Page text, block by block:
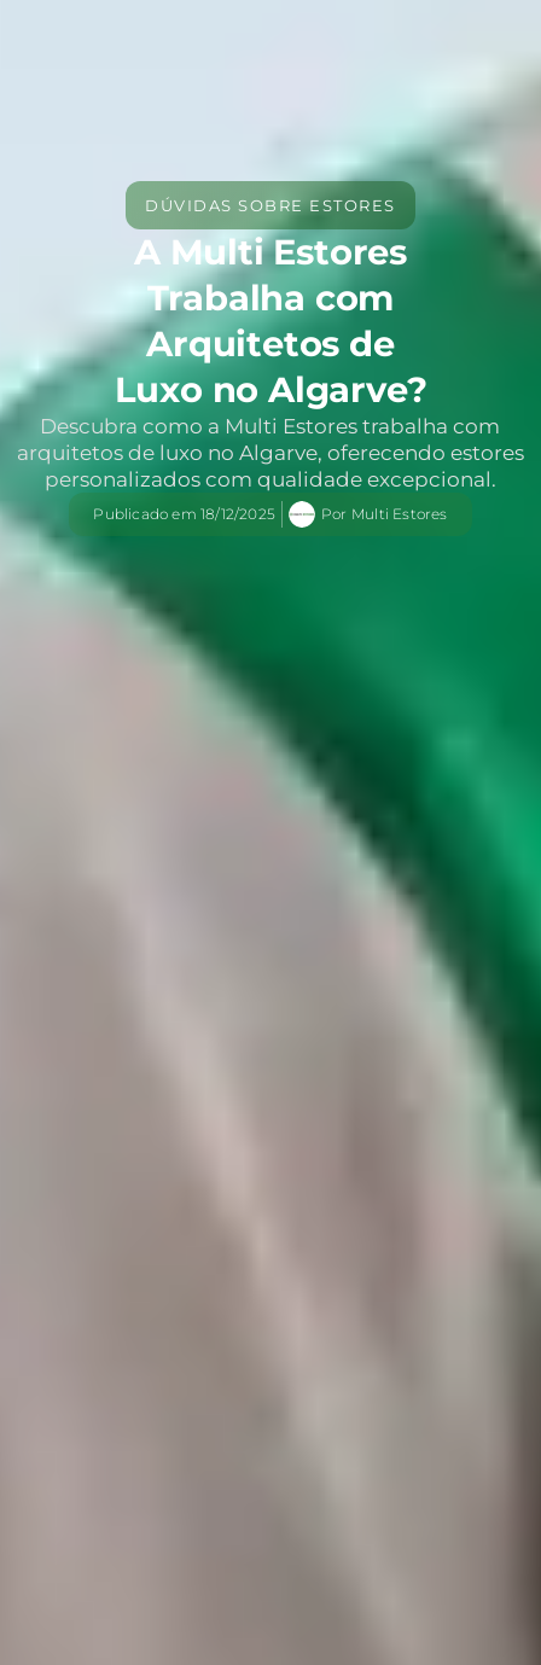
DÚVIDAS SOBRE ESTORES
A Multi Estores
Trabalha com
Arquitetos de
Luxo no Algarve?
Descubra como a Multi Estores trabalha com
arquitetos de luxo no Algarve, oferecendo estores
personalizados com qualidade excepcional.
Publicado em18/12/2025 Por Multi Estores